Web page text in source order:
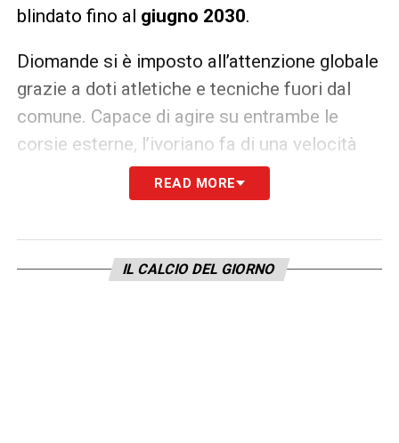
blindato fino al giugno 2030.
Diomande si è imposto all’attenzione globale
grazie a doti atletiche e tecniche fuori dal
comune. Capace di agire su entrambe le
corsie esterne, l’ivoriano fa di una velocità
stordente la sua arma letale. Nella passata
stagione in Bundesliga ha impressionato tutti
, trascinandoil Lipsia al terzo
in classifica e garantendo alla squadra
READ MORE
IL CALCIO DEL GIORNO